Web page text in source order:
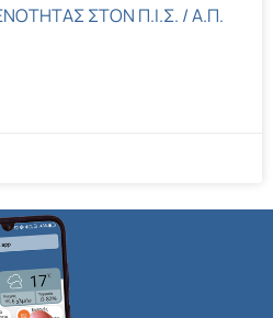
ΣΤΟΝ Π.Ι.Σ. / Α.Π.